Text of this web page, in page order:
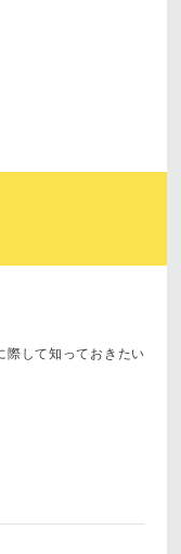
際して知っておきたい